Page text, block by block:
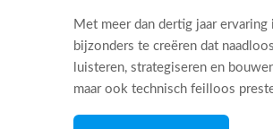
Met meer dan dertig jaar
bijzonders te creëren dat
luisteren, strategiseren en
maar ook technisch feilloos